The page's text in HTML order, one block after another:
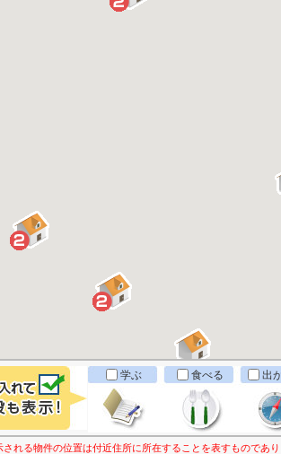
学ぶ 食べる 出
れる物件の位置は付近住所に所在することを表すものであ